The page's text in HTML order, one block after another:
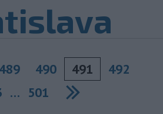
489 490 491
492
… 501